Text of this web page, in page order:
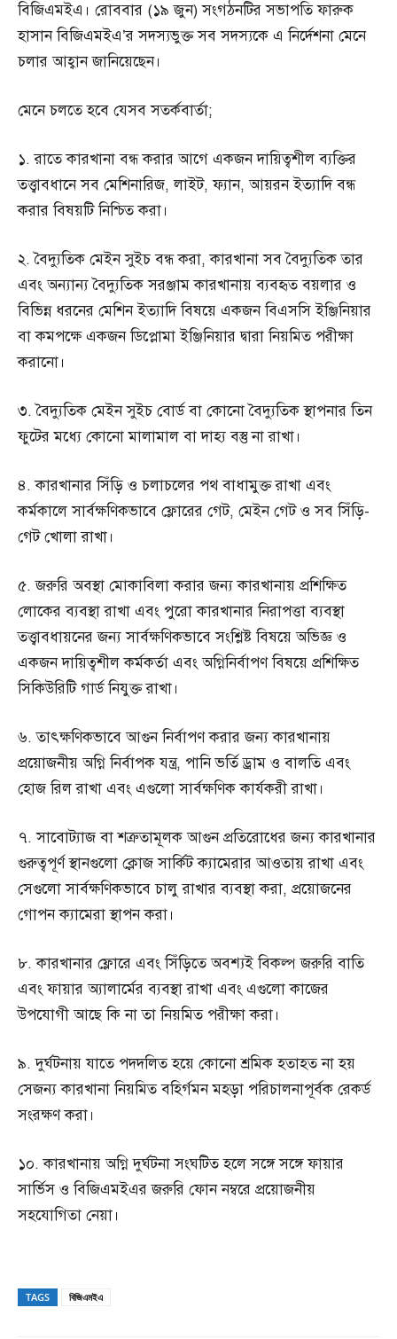
বিজিএমইএ। রোববার (১৯ জুন) সংগঠনটির সভাপতি ফারুক
হাসান বিজিএমইএ’র সদস্যভুক্ত সব সদস্যকে এ নির্দেশনা মেনে
চলার আহ্বান জানিয়েছেন।
মেনে চলতে হবে যেসব সতর্কবার্তা;
১. রাতে কারখানা বন্ধ করার আগে একজন দায়িত্বশীল ব্যক্তির
তত্ত্বাবধানে সব মেশিনারিজ, লাইট, ফ্যান, আয়রন ইত্যাদি বন্ধ
করার বিষয়টি নিশ্চিত করা।
২. বৈদ্যুতিক মেইন সুইচ বন্ধ করা, কারখানা সব বৈদ্যুতিক তার
এবং অন্যান্য বৈদ্যুতিক সরঞ্জাম কারখানায় ব্যবহৃত বয়লার ও
বিভিন্ন ধরনের মেশিন ইত্যাদি বিষয়ে একজন বিএসসি ইঞ্জিনিয়ার
বা কমপক্ষে একজন ডিপ্লোমা ইঞ্জিনিয়ার দ্বারা নিয়মিত পরীক্ষা
করানো।
৩. বৈদ্যুতিক মেইন সুইচ বোর্ড বা কোনো বৈদ্যুতিক স্থাপনার তিন
ফুটের মধ্যে কোনো মালামাল বা দাহ্য বস্তু না রাখা।
৪. কারখানার সিঁড়ি ও চলাচলের পথ বাধামুক্ত রাখা এবং
কর্মকালে সার্বক্ষণিকভাবে ফ্লোরের গেট, মেইন গেট ও সব সিঁড়ি-
গেট খোলা রাখা।
৫. জরুরি অবস্থা মোকাবিলা করার জন্য কারখানায় প্রশিক্ষিত
লোকের ব্যবস্থা রাখা এবং পুরো কারখানার নিরাপত্তা ব্যবস্থা
তত্ত্বাবধায়নের জন্য সার্বক্ষণিকভাবে সংশ্লিষ্ট বিষয়ে অভিজ্ঞ ও
একজন দায়িত্বশীল কর্মকর্তা এবং অগ্নিনির্বাপণ বিষয়ে প্রশিক্ষিত
সিকিউরিটি গার্ড নিযুক্ত রাখা।
৬. তাৎক্ষণিকভাবে আগুন নির্বাপণ করার জন্য কারখানায়
প্রয়োজনীয় অগ্নি নির্বাপক যন্ত্র, পানি ভর্তি ড্রাম ও বালতি এবং
হোজ রিল রাখা এবং এগুলো সার্বক্ষণিক কার্যকরী রাখা।
৭. সাবোট্যাজ বা শত্রুতামূলক আগুন প্রতিরোধের জন্য কারখানার
গুরুত্বপূর্ণ স্থানগুলো ক্লোজ সার্কিট ক্যামেরার আওতায় রাখা এবং
সেগুলো সার্বক্ষণিকভাবে চালু রাখার ব্যবস্থা করা, প্রয়োজনের
গোপন ক্যামেরা স্থাপন করা।
৮. কারখানার ফ্লোরে এবং সিঁড়িতে অবশ্যই বিকল্প জরুরি বাতি
এবং ফায়ার অ্যালার্মের ব্যবস্থা রাখা এবং এগুলো কাজের
উপযোগী আছে কি না তা নিয়মিত পরীক্ষা করা।
৯. দুর্ঘটনায় যাতে পদদলিত হয়ে কোনো শ্রমিক হতাহত না হয়
সেজন্য কারখানা নিয়মিত বহির্গমন মহড়া পরিচালনাপূর্বক রেকর্ড
সংরক্ষণ করা।
১০. কারখানায় অগ্নি দুর্ঘটনা সংঘটিত হলে সঙ্গে সঙ্গে ফায়ার
সার্ভিস ও বিজিএমইএর জরুরি ফোন নম্বরে প্রয়োজনীয়
সহযোগিতা নেয়া।
TAGS বিজিএমইএ